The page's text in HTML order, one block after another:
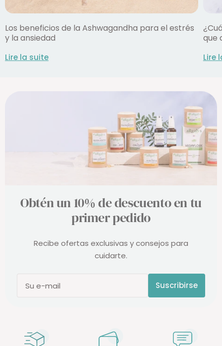
Los beneficios de la Ashwagandha para el estrés
y la ansiedad
Obtén un 10% de descuento en tu
primer pedido
Recibe ofertas exclusivas y consejos para